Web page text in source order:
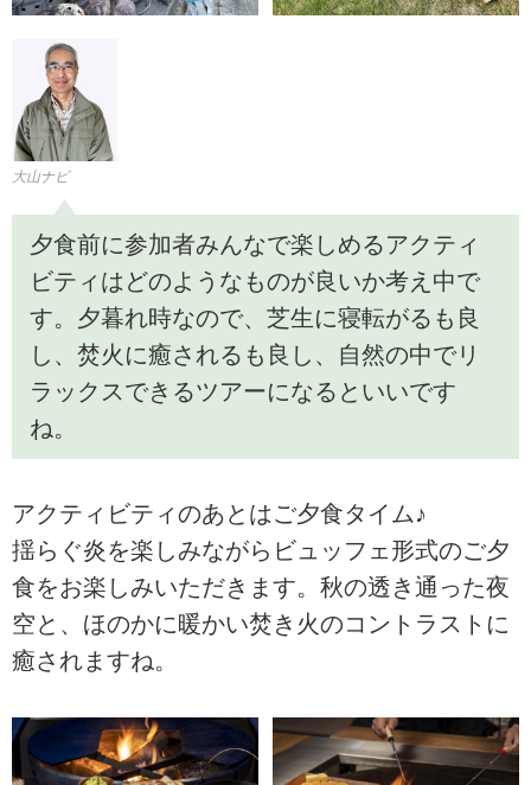
大山ナビ
夕食前に参加者みんなで楽しめるアクティ
ビティはどのようなものが良いか考え中で
す。夕暮れ時なので、芝生に寝転がるも良
し、焚火に癒されるも良し、自然の中でリ
ラックスできるツアーになるといいです
ね。
アクティビティのあとはご夕食タイム♪
揺らぐ炎を楽しみながらビュッフェ形式のご夕
食をお楽しみいただきます。秋の透き通った夜
空と、ほのかに暖かい焚き火のコントラストに
癒されますね。